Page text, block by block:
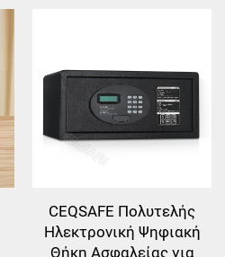
CEQSAFE Πολυτελής
Ηλεκτρονική Ψηφιακή
Θήκη Ασφαλείας για